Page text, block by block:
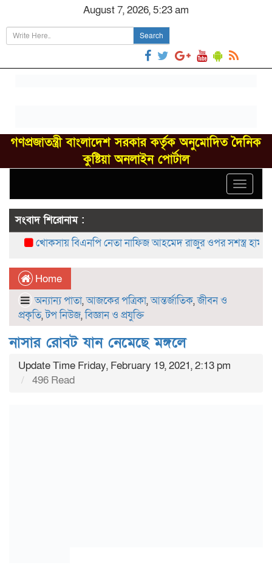
August 7, 2026, 5:23 am
Search
গণপ্রজাতন্ত্রী বাংলাদেশ সরকার কর্তৃক অনুমোদিত দৈনিক
কুষ্টিয়া অনলাইন পোর্টাল
Toggle
সংবাদ শিরোনাম :
খোকসায় বিএনপি নেতা নাফিজ আহমেদ রাজুর ওপর সশস্ত্র হামলা,
Home
অন্যান্য পাতা,আজকের পত্রিকা,আন্তর্জাতিক,জীবন ও
প্রকৃতি,টপ নিউজ,বিজ্ঞান ও প্রযুক্তি
নাসার রোবট যান নেমেছে মঙ্গলে
Update Time Friday, February 19, 2021, 2:13 pm
496 Read